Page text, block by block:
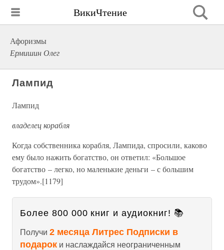
ВикиЧтение
Афоризмы
Ермишин Олег
Лампид
Лампид
владелец корабля
Когда собственника корабля, Лампида, спросили, каково
ему было нажить богатство, он ответил: «Большое
богатство – легко, но маленькие деньги – с большим
трудом».[1179]
Более 800 000 книг и аудиокниг! 📚
Получи 2 месяца Литрес Подписки в
подарок и наслаждайся неограниченным